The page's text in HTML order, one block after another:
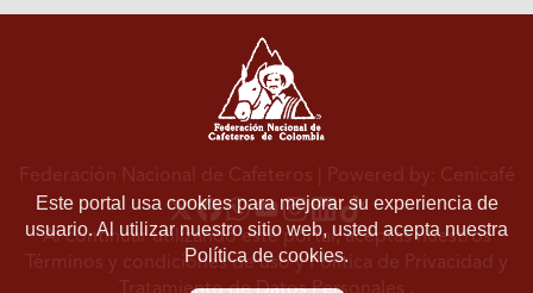
Este portal usa cookies para mejorar su experiencia de
usuario. Al utilizar nuestro sitio web, usted acepta nuestra
Política de cookies.
Federación Nacional de Cafeteros | Powered by: Cenicafé
Al continuar utilizando este portal, aceptas nuestros
Términos y condiciones de usoyPolítica de Privacidad y
Tratamiento de Datos Personales